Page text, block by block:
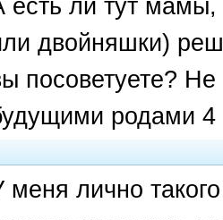
есть ли тут мамы,
двойняшки)
посоветуете?
родами 4
меня лично